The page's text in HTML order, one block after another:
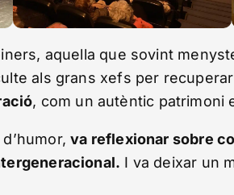
aquella que sovint
als grans xefs per
, com un autèntic patrimoni
va reflexionar sobre
I va deixar un